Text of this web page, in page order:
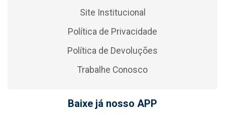
Site Institucional
Política de Privacidade
Política de Devoluções
Trabalhe Conosco
Baixe já nosso APP